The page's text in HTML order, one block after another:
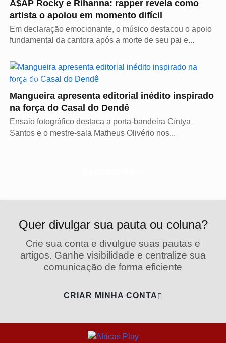
A$AP Rocky e Rihanna: rapper revela como
artista o apoiou em momento difícil
Em declaração emocionante, o músico destacou o apoio
fundamental da cantora após a morte de seu pai e...
CULTURA
Mangueira apresenta editorial inédito inspirado
na força do Casal do Dendê
Ensaio fotográfico destaca a porta-bandeira Cíntya
Santos e o mestre-sala Matheus Olivério nos...
Quer divulgar sua pauta ou coluna?
Crie sua conta e divulgue suas pautas e
artigos. Ganhe visibilidade e centralize sua
comunicação de forma eficiente
CRIAR MINHA CONTA